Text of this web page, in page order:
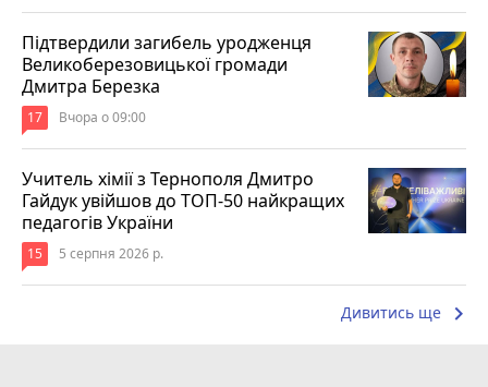
Підтвердили загибель уродженця
Великоберезовицької громади
Дмитра Березка
17 Вчора о 09:00
Учитель хімії з Тернополя Дмитро
Гайдук увійшов до ТОП-50 найкращих
педагогів України
15 5 серпня 2026 р.
Дивитись ще keyboard_arrow_right